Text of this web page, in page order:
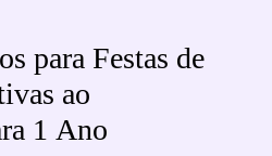
para Festas de
ao
1 Ano